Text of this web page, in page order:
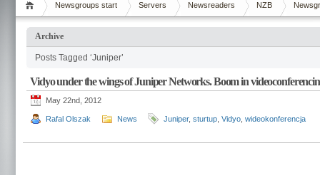
Newsgroups start Servers Newsreaders NZB
Archive
Posts Tagged ‘Juniper’
Vidyo under the wings of Juniper Networks. Boom in
May 22nd, 2012
Rafal Olszak News Juniper, sturtup Vidyo wideokonferencja